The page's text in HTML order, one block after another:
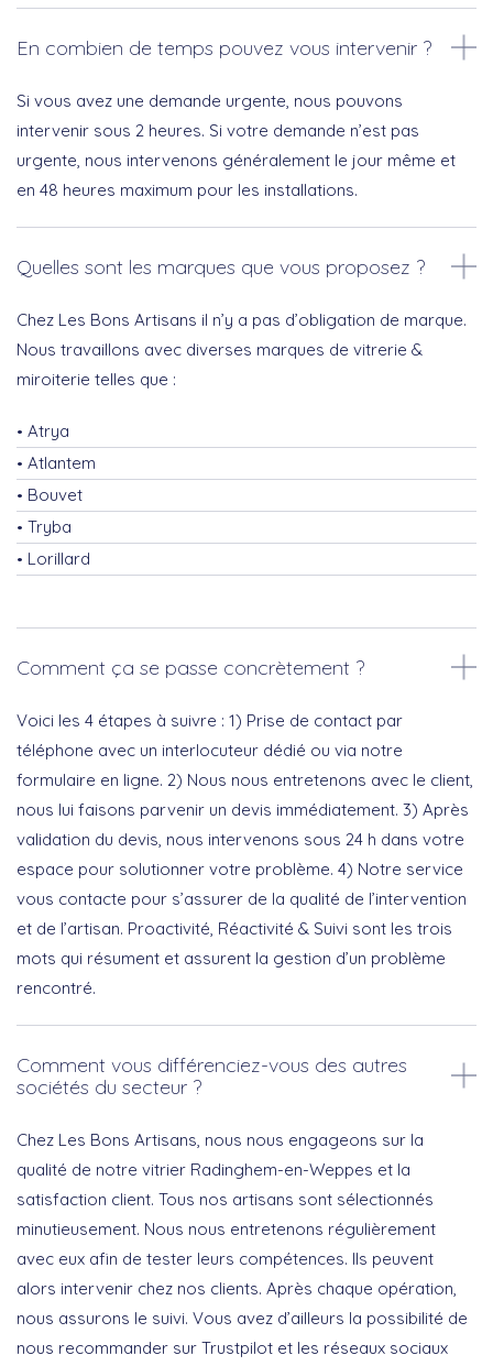
En combien de temps pouvez vous intervenir ?
Si vous avez une demande urgente, nous pouvons
intervenir sous 2 heures. Si votre demande n’est pas
urgente, nous intervenons généralement le jour même et
en 48 heures maximum pour les installations.
Quelles sont les marques que vous proposez ?
Chez Les Bons Artisans il n’y a pas d’obligation de marque.
Nous travaillons avec diverses marques de vitrerie &
miroiterie telles que :
Atrya
Atlantem
Bouvet
Tryba
Lorillard
Comment ça se passe concrètement ?
Voici les 4 étapes à suivre : 1) Prise de contact par
téléphone avec un interlocuteur dédié ou via notre
formulaire en ligne. 2) Nous nous entretenons avec le client,
nous lui faisons parvenir un devis immédiatement. 3) Après
validation du devis, nous intervenons sous 24 h dans votre
espace pour solutionner votre problème. 4) Notre service
vous contacte pour s’assurer de la qualité de l’intervention
et de l’artisan. Proactivité, Réactivité & Suivi sont les trois
mots qui résument et assurent la gestion d’un problème
rencontré.
Comment vous différenciez-vous des autres
sociétés du secteur ?
Chez Les Bons Artisans, nous nous engageons sur la
qualité de notre vitrier Radinghem-en-Weppes et la
satisfaction client. Tous nos artisans sont sélectionnés
minutieusement. Nous nous entretenons régulièrement
avec eux afin de tester leurs compétences. Ils peuvent
alors intervenir chez nos clients. Après chaque opération,
nous assurons le suivi. Vous avez d’ailleurs la possibilité de
nous recommander sur Trustpilot et les réseaux sociaux